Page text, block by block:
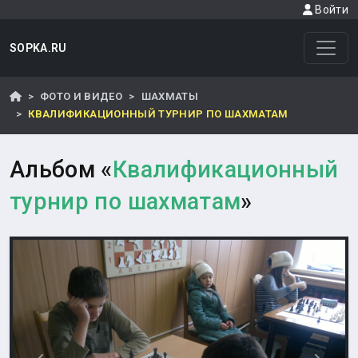
Войти
SOPKA.RU
ФОТО И ВИДЕО
ШАХМАТЫ
КВАЛИФИКАЦИОННЫЙ ТУРНИР ПО ШАХМАТАМ
Альбом «Квалификационный
турнир по шахматам»